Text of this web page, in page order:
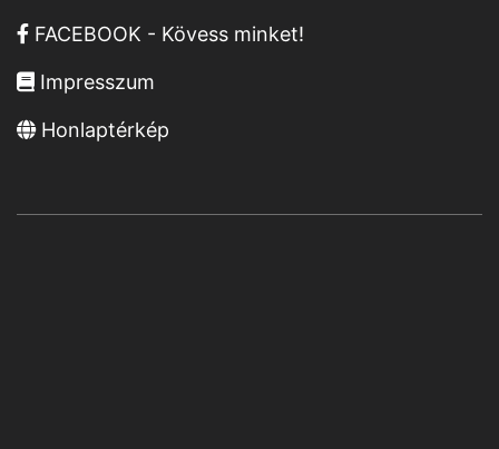
FACEBOOK - Kövess minket!
Impresszum
Honlaptérkép